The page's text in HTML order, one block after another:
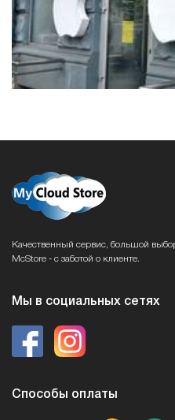
Качественный сервис, большой
McStore - с заботой о клиенте.
Мы в социальных сетях
Способы оплаты